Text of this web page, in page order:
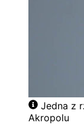
Jedna z
Akropolu